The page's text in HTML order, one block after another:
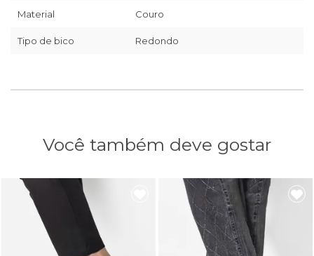
Material Couro
Tipo de bico Redondo
Você também deve gostar